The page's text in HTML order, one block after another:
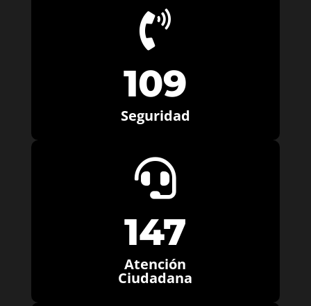

109
Seguridad

147
Atención
Ciudadana